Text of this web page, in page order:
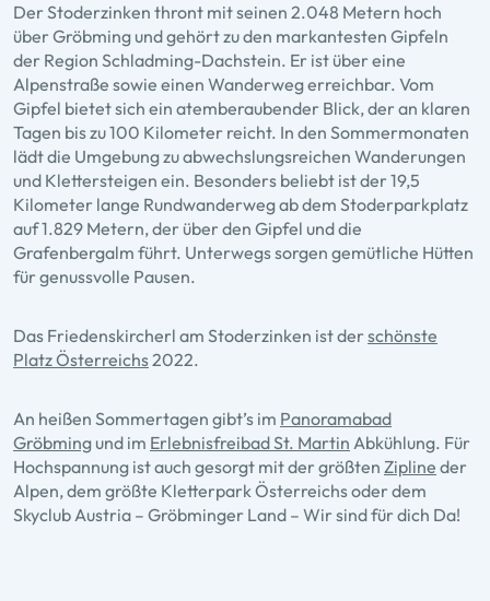
Der Stoderzinken thront mit seinen 2.048 Metern hoch
über Gröbming und gehört zu den markantesten Gipfeln
der Region Schladming-Dachstein. Er ist über eine
Alpenstraße sowie einen Wanderweg erreichbar. Vom
Gipfel bietet sich ein atemberaubender Blick, der an klaren
Tagen bis zu 100 Kilometer reicht. In den Sommermonaten
lädt die Umgebung zu abwechslungsreichen Wanderungen
und Klettersteigen ein. Besonders beliebt ist der 19,5
Kilometer lange Rundwanderweg ab dem Stoderparkplatz
auf 1.829 Metern, der über den Gipfel und die
Grafenbergalm führt. Unterwegs sorgen gemütliche Hütten
für genussvolle Pausen.
Das Friedenskircherl am Stoderzinken ist der schönste
Platz Österreichs2022.
An heißen Sommertagen gibt’s im Panoramabad
Gröbming und im Erlebnisfreibad St. Martin Abkühlung. Für
Hochspannung ist auch gesorgt mit der größten Zipline der
Alpen, dem größte Kletterpark Österreichs oder dem
Skyclub Austria – Gröbminger Land – Wir sind für dich Da!